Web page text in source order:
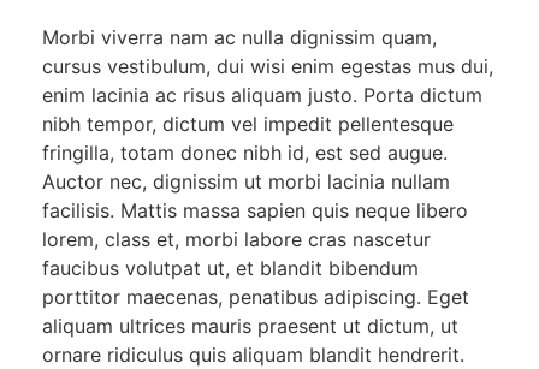
Morbi viverra nam ac nulla dignissim quam,
cursus vestibulum, dui wisi enim egestas mus dui,
enim lacinia ac risus aliquam justo. Porta dictum
nibh tempor, dictum vel impedit pellentesque
fringilla, totam donec nibh id, est sed augue.
Auctor nec, dignissim ut morbi lacinia nullam
facilisis. Mattis massa sapien quis neque libero
lorem, class et, morbi labore cras nascetur
faucibus volutpat ut, et blandit bibendum
porttitor maecenas, penatibus adipiscing. Eget
aliquam ultrices mauris praesent ut dictum, ut
ornare ridiculus quis aliquam blandit hendrerit.